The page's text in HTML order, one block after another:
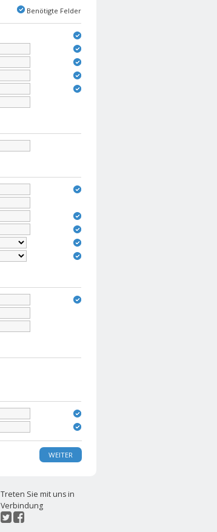
Benötigte Felder
WEITER
Treten Sie mit uns in
Verbindung